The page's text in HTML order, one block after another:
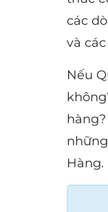
các
và
Nếu
Hàng.